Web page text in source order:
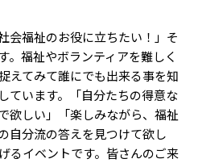
会福祉のお役に立ちたい！」そ
。福祉やボランティアを難しく
えてみて誰にでも出来る事を知
ています。「自分たちの得意な
欲しい」「楽しみながら、福祉
自分流の答えを見つけて欲し
るイベントです。皆さんのご来